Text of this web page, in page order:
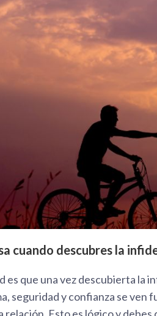
cuando descubres la
es que una vez descubierta la
seguridad y confianza se ven